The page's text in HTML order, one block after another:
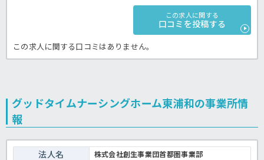
この求人に関する
口コミを投稿する
この求人に関する口コミはありません。
グッドタイムナーシングホーム東浦和の事業所情
報
法人名 株式会社創生事業団首都圏事業部